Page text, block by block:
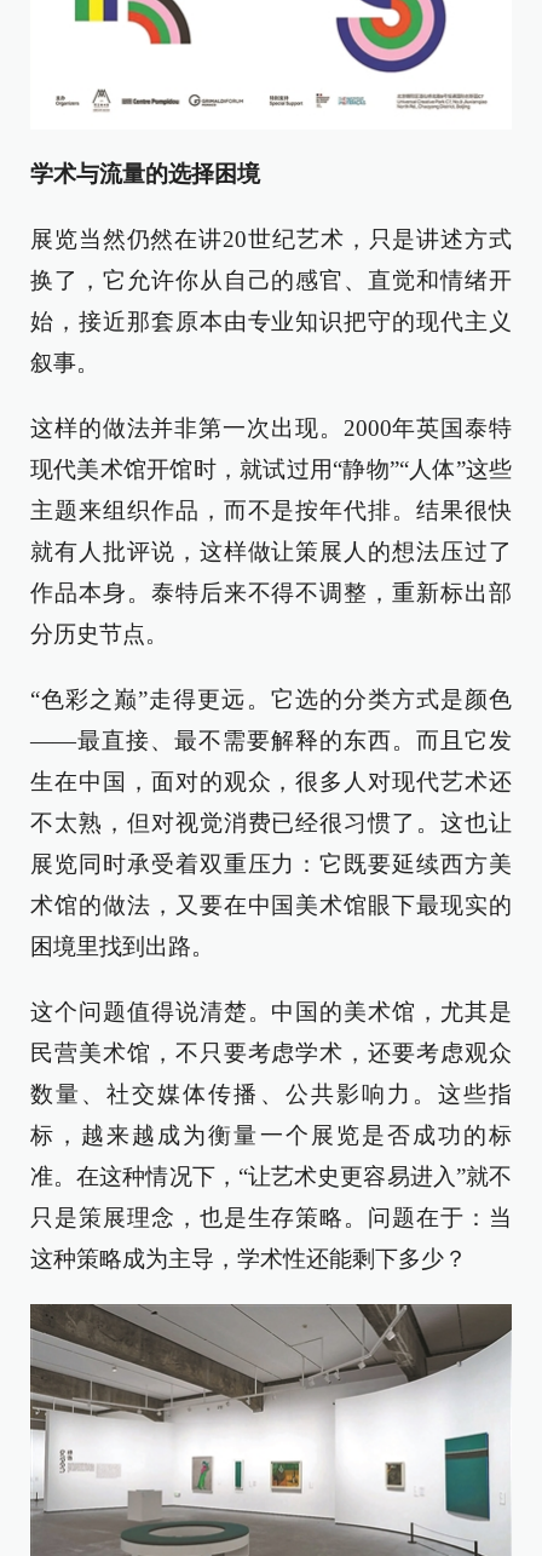
学术与流量的选择困境
展览当然仍然在讲20世纪艺术，只是讲述方式
换了，它允许你从自己的感官、直觉和情绪开
始，接近那套原本由专业知识把守的现代主义
叙事。
这样的做法并非第一次出现。2000年英国泰特
现代美术馆开馆时，就试过用“静物”“人体”这些
主题来组织作品，而不是按年代排。结果很快
就有人批评说，这样做让策展人的想法压过了
作品本身。泰特后来不得不调整，重新标出部
分历史节点。
“色彩之巅”走得更远。它选的分类方式是颜色
——最直接、最不需要解释的东西。而且它发
生在中国，面对的观众，很多人对现代艺术还
不太熟，但对视觉消费已经很习惯了。这也让
展览同时承受着双重压力：它既要延续西方美
术馆的做法，又要在中国美术馆眼下最现实的
困境里找到出路。
这个问题值得说清楚。中国的美术馆，尤其是
民营美术馆，不只要考虑学术，还要考虑观众
数量、社交媒体传播、公共影响力。这些指
标，越来越成为衡量一个展览是否成功的标
准。在这种情况下，“让艺术史更容易进入”就不
只是策展理念，也是生存策略。问题在于：当
这种策略成为主导，学术性还能剩下多少？